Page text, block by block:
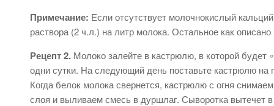
Примечание: Если отсутствует молочнокислый
раствора (2 ч.л.) на литр молока. Остальное как
Рецепт 2. Молоко залейте в кастрюлю, в которой будет
одни сутки. На следующий день поставьте кастрюлю
Когда белок молока свернется, кастрюлю с огня
слоя и выливаем смесь в дуршлаг. Сыворотка вытечет